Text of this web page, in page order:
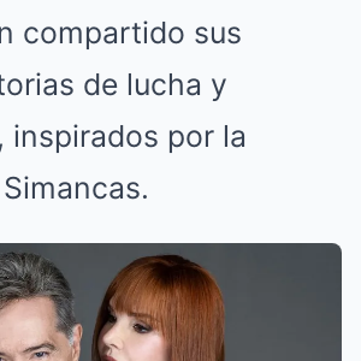
compartido sus
de lucha y
inspirados por la